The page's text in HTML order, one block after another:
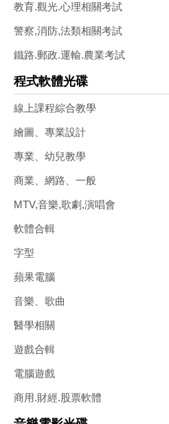
教育.觀光.心理相關考試
警察,消防,法類相關考試
鐵路.郵政.運輸.農業考試
程式軟體光碟
線上課程綜合教學
繪圖、專業設計
專業、幼兒教學
商業、網路、一般
MTV,音樂,歌劇,演唱會
軟體合輯
字型
蘋果電腦
音樂、歌曲
醫學相關
遊戲合輯
電腦遊戲
商用.財經.股票軟體